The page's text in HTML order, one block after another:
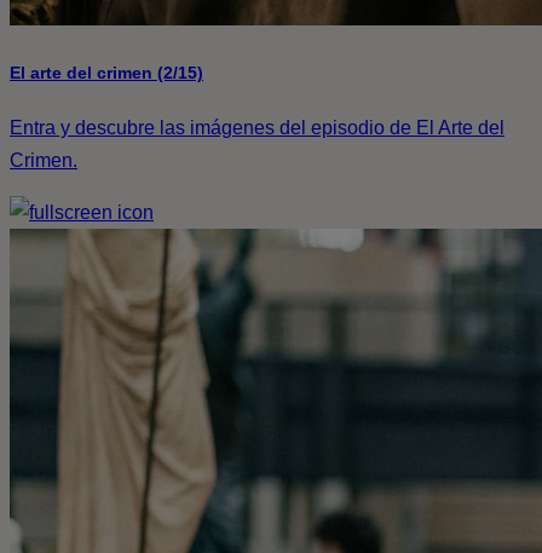
El arte del crimen (2/15)
Entra y descubre las imágenes del episodio de El Arte del
Crimen.